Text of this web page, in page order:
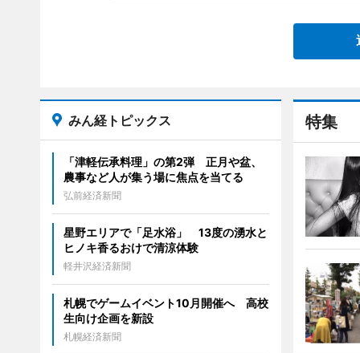
特集
みん経トピックス
「津軽伝承料理」の第2弾 正月や盆、
農事など人が集う場に焦点を当てる
弘前経済新聞
星野エリアで「足水浴」 13度の湧水と
ヒノキ香るおけで清涼体験
軽井沢経済新聞
札幌でゲームイベント10月開催へ 高校
生向け企画を新設
札幌経済新聞